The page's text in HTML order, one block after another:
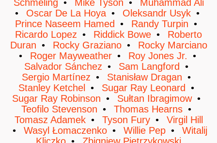
Schmeling
Mike Tyson
Muhammad Ali
Oscar De La Hoya
Oleksandr Usyk
Prince Naseem Hamed
Randy Turpin
Ricardo Lopez
Riddick Bowe
Roberto
Duran
Rocky Graziano
Rocky Marciano
Roger Mayweather
Roy Jones Jr.
Salvador Sánchez
Sam Langford
Sergio Martínez
Stanisław Dragan
Stanley Ketchel
Sugar Ray Leonard
Sugar Ray Robinson
Sułtan Ibragimow
Teofilo Stevenson
Thomas Hearns
Tomasz Adamek
Tyson Fury
Virgil Hill
Wasyl Łomaczenko
Willie Pep
Witalij